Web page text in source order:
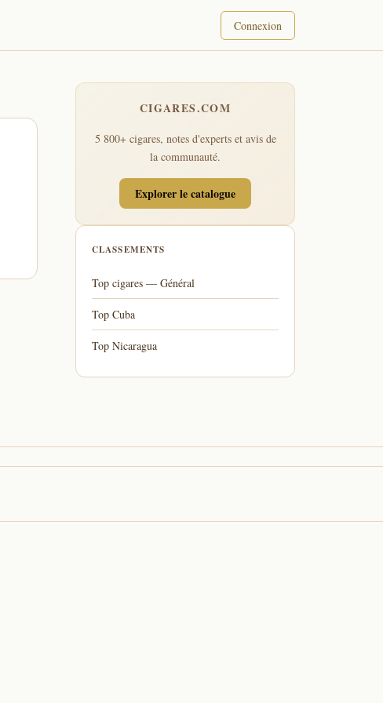
Connexion
CIGARES.COM
5 800+ cigares, notes d'experts et avis de
la communauté.
Explorer le catalogue
CLASSEMENTS
Top cigares — Général
Top Cuba
Top Nicaragua